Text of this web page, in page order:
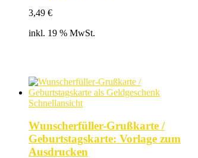
3,49 €
inkl. 19 % MwSt.
Schnellansicht
Wunscherfüller-Grußkarte /
Geburtstagskarte: Vorlage zum
Ausdrucken